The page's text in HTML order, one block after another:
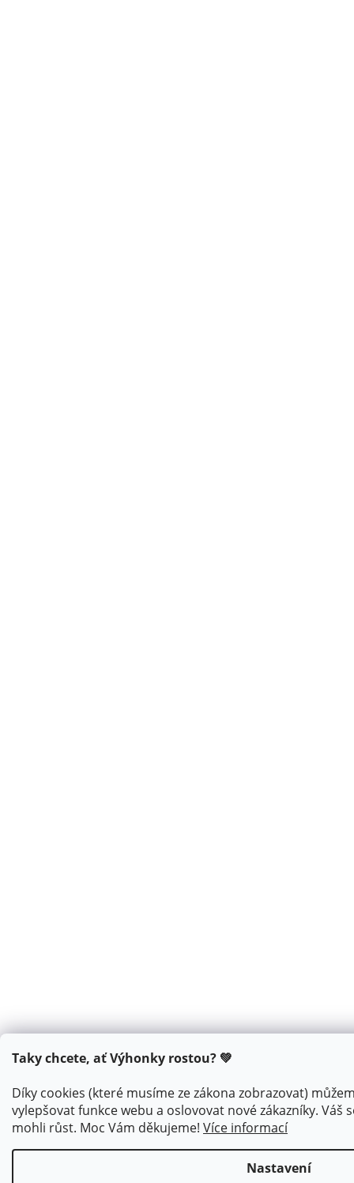
Taky chcete, ať Výhonky rostou? 💚
Díky cookies (které musíme ze zákona zobrazovat)
vylepšovat funkce webu a oslovovat nové zákazníky. Váš
mohli růst. Moc Vám děkujeme! Více informací
Nastavení